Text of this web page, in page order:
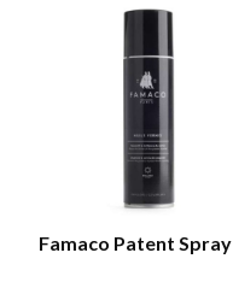
Famaco Patent Spray